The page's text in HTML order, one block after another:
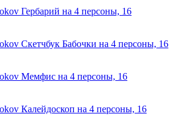
Гербарий на 4 персоны, 16
Скетчбук Бабочки на 4 персоны, 16
Мемфис на 4 персоны, 16
Калейдоскоп на 4 персоны, 16